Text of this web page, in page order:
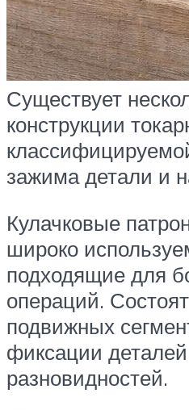
Существует
конструкции
зажима детали и
Кулачковые
широко
подходящие для
операций.
подвижных
фиксации
разновидностей.